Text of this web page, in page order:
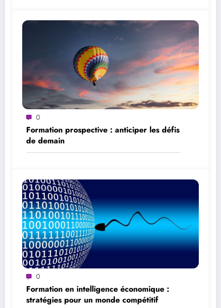
0
Formation prospective : anticiper les défis
de demain
0
Formation en intelligence économique :
stratégies pour un monde compétitif